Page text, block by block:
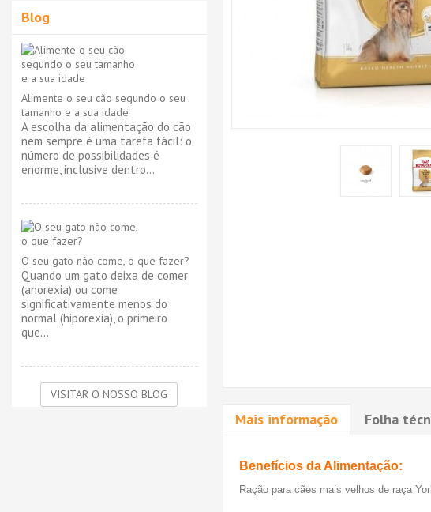
Mais informação Folha
Benefícios da Alimentação:
Ração para cães mais velhos de raça
Blog
Alimente o seu cão segundo o seu
tamanho e a sua idade
A escolha da alimentação do cão
nem sempre é uma tarefa fácil: o
número de possibilidades é
enorme, inclusive dentro...
O seu gato não come, o que fazer?
Quando um gato deixa de comer
(anorexia) ou come
significativamente menos do
normal (hiporexia), o primeiro
que...
VISITAR O NOSSO BLOG